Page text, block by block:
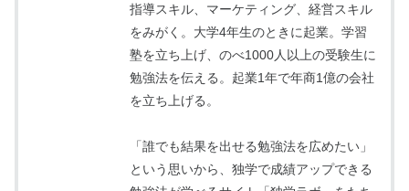
指導スキル、マーケティング、経営スキル
をみがく。大学4年生のときに起業。学習
塾を立ち上げ、のべ1000人以上の受験生に
勉強法を伝える。起業1年で年商1億の会社
を立ち上げる。
「誰でも結果を出せる勉強法を広めたい」
という思いから、独学で成績アップできる